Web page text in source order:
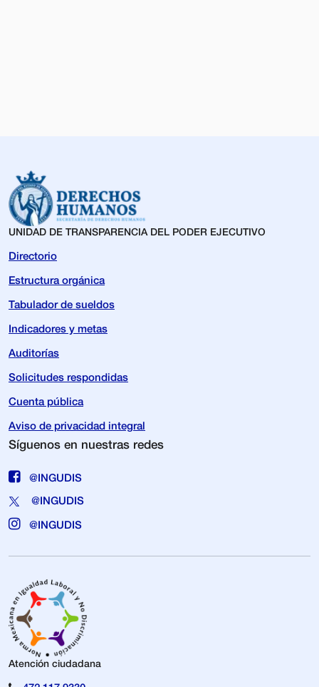
UNIDAD DE TRANSPARENCIA DEL PODER EJECUTIVO
Directorio
Estructura orgánica
Tabulador de sueldos
Indicadores y metas
Auditorías
Solicitudes respondidas
Cuenta pública
Aviso de privacidad integral
Síguenos en nuestras redes
@INGUDIS
@INGUDIS
@INGUDIS
Atención ciudadana